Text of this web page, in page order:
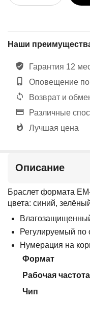
Наши
Гарантия 12
Оповещение по
Возврат и
Различные
Лучшая цена
Описание
Браслет формата
цвета: синий,
Регулируемый по
Нумерация на
Формат
Рабочая частота
Чип